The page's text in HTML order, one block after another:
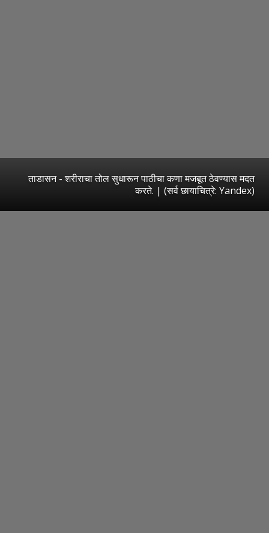
ताडासन - शरीराचा तोल सुधारून पाठीचा कणा मजबूत ठेवण्यास मदत
करते. | (सर्व छायाचित्रे: Yandex)